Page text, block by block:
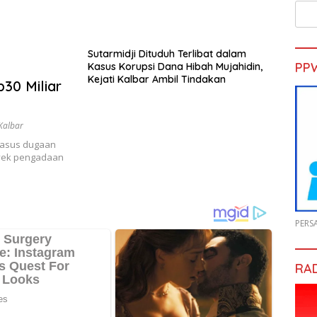
Miliar
dugaan
pengadaan
Sutarmidji Dituduh Terlibat dalam
Kasus Korupsi Dana Hibah Mujahidin,
Kejati Kalbar Ambil Tindakan